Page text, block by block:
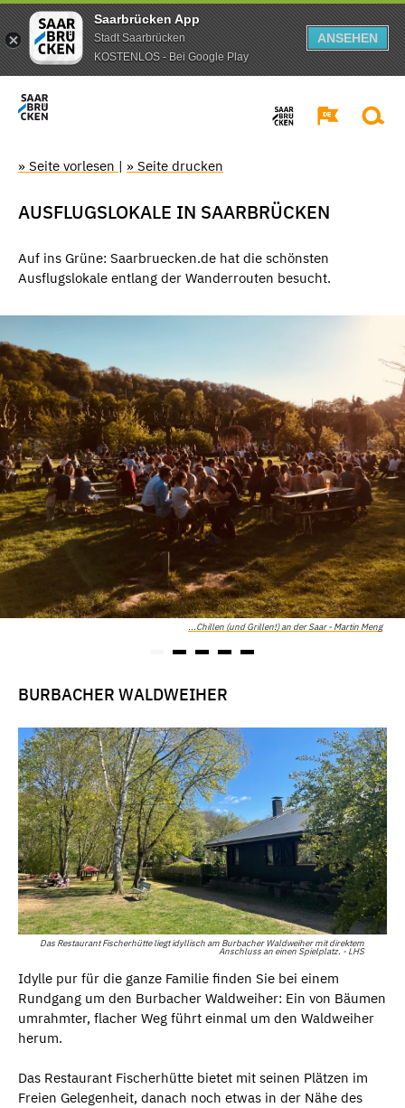
Saarbrücken App
Stadt Saarbrücken
KOSTENLOS - Bei Google Play
ANSEHEN
» Seite vorlesen | » Seite drucken
AUSFLUGSLOKALE IN SAARBRÜCKEN
Auf ins Grüne: Saarbruecken.de hat die schönsten
Ausflugslokale entlang der Wanderrouten besucht.
...Chillen (und Grillen!) an der Saar - Martin Meng
BURBACHER WALDWEIHER
Das Restaurant Fischerhütte liegt idyllisch am Burbacher Waldweiher mit direktem
Anschluss an einen Spielplatz. - LHS
Idylle pur für die ganze Familie finden Sie bei einem
Rundgang um den Burbacher Waldweiher: Ein von Bäumen
umrahmter, flacher Weg führt einmal um den Waldweiher
herum.
Das Restaurant Fischerhütte bietet mit seinen Plätzen im
Freien Gelegenheit, danach noch etwas in der Nähe des